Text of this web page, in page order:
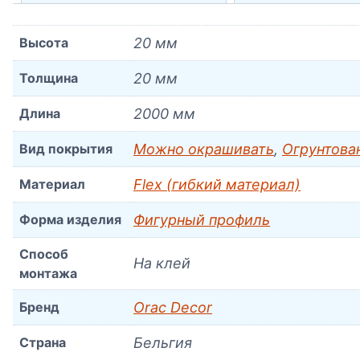
Высота 20 мм
Толщина 20 мм
Длина 2000 мм
Вид покрытия Можно окрашивать,
Материал Flex (гибкий материал)
Форма изделия Фигурный профиль
Способ
монтажа
На клей
Бренд Orac Decor
Страна Бельгия